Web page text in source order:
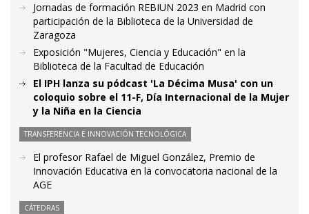
Jornadas de formación REBIUN 2023 en Madrid con
participación de la Biblioteca de la Universidad de
Zaragoza
Exposición "Mujeres, Ciencia y Educación" en la
Biblioteca de la Facultad de Educación
El IPH lanza su pódcast 'La Décima Musa' con un
coloquio sobre el 11-F, Día Internacional de la Mujer
y la Niña en la Ciencia
TRANSFERENCIA E INNOVACIÓN TECNOLÓGICA
El profesor Rafael de Miguel González, Premio de
Innovación Educativa en la convocatoria nacional de la
AGE
CÁTEDRAS